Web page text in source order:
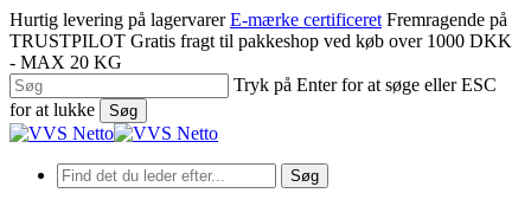
Spring
til
hovedindhold
Hurtig levering på lagervarer E-mærke certificeret Fremragende på
TRUSTPILOT Gratis fragt til pakkeshop ved køb over 1000 DKK
- MAX 20 KG
Tryk på Enter for at søge eller ESC
for at lukke
Søg
Luk
Søg